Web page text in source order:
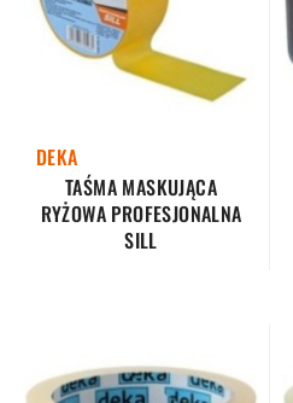
DEKA
TAŚMA MASKUJĄCA
RYŻOWA PROFESJONALNA
SILL